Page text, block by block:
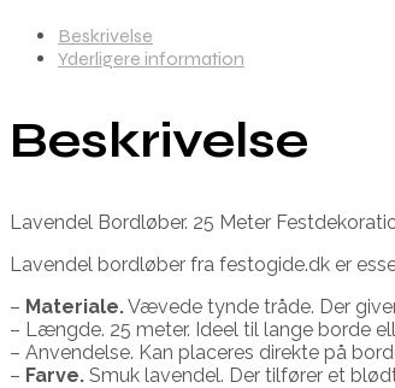
Beskrivelse
Yderligere information
Beskrivelse
Lavendel Bordløber. 25 Meter
Lavendel bordløber fra festogide.dk er
– Materiale.Vævede tynde tråde. Der
– Længde. 25 meter. Ideel til lange borde
– Anvendelse. Kan placeres direkte på
– Farve. Smuk lavendel. Der tilfører et